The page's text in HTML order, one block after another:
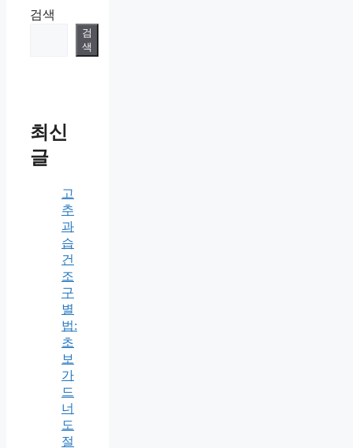
검색
검
색
최신
글
고
추
과
습
건
조
구
별
법:
초
보
가
드
너
도
절